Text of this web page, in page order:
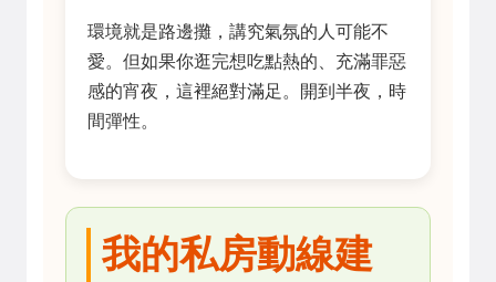
環境就是路邊攤，講究氣氛的人可能不
愛。但如果你逛完想吃點熱的、充滿罪惡
感的宵夜，這裡絕對滿足。開到半夜，時
間彈性。
我的私房動線建